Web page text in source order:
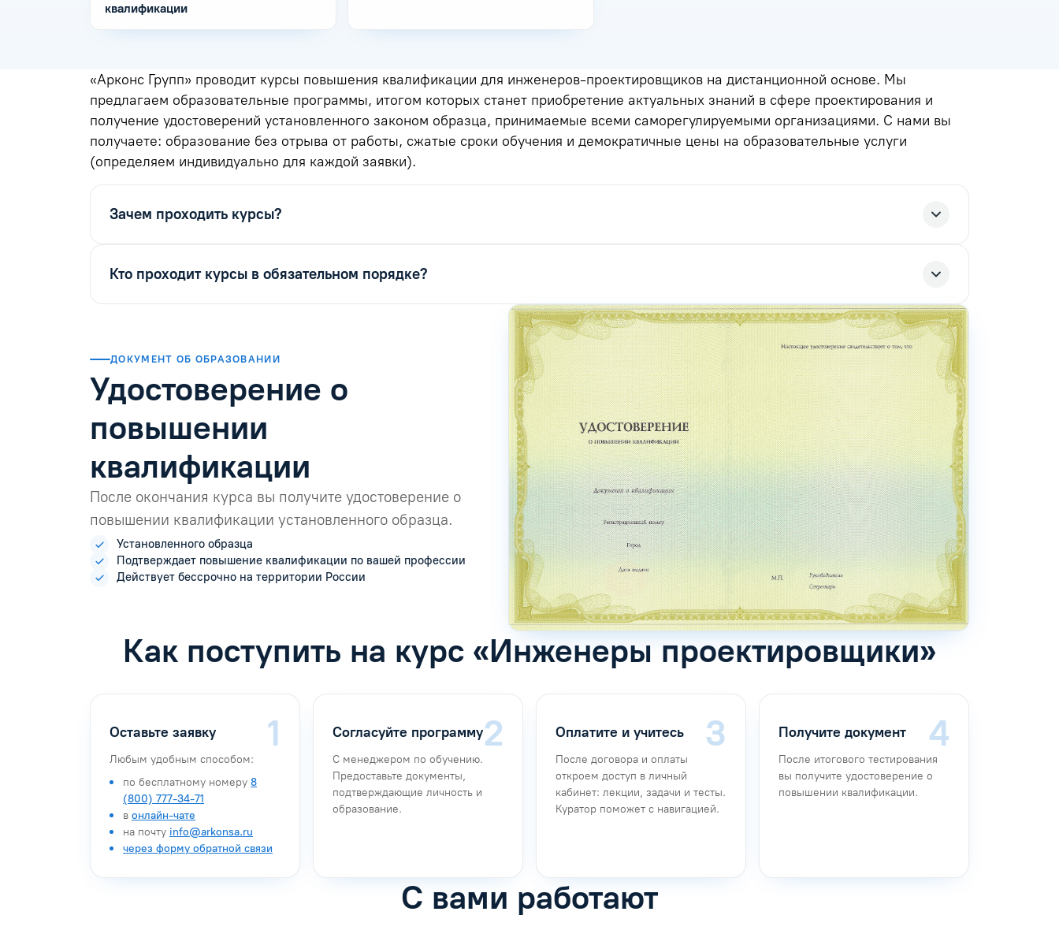
квалификации
«Арконс Групп» проводит курсы повышения квалификации для инженеров-проектировщиков на дистанционной основе. Мы
предлагаем образовательные программы, итогом которых станет приобретение актуальных знаний в сфере проектирования и
получение удостоверений установленного законом образца, принимаемые всеми саморегулируемыми организациями. С нами вы
получаете: образование без отрыва от работы, сжатые сроки обучения и демократичные цены на образовательные услуги
(определяем индивидуально для каждой заявки).
Зачем проходить курсы?
Кто проходит курсы в обязательном порядке?
ДОКУМЕНТ ОБ ОБРАЗОВАНИИ
Удостоверение о
повышении
квалификации
После окончания курса вы получите удостоверение о
повышении квалификации установленного образца.
Установленного образца
Подтверждает повышение квалификации по вашей профессии
Действует бессрочно на территории России
Как поступить на курс «Инженеры проектировщики»
Оставьте заявку
Любым удобным способом:
по бесплатному номеру 8
(800) 777-34-71
в онлайн-чате
на почту info@arkonsa.ru
через форму обратной связи
Согласуйте программу
С менеджером по обучению.
Предоставьте документы,
подтверждающие личность и
образование.
Оплатите и учитесь
После договора и оплаты
откроем доступ в личный
кабинет: лекции, задачи и тесты.
Куратор поможет с навигацией.
Получите документ
После итогового тестирования
вы получите удостоверение о
повышении квалификации.
С вами работают